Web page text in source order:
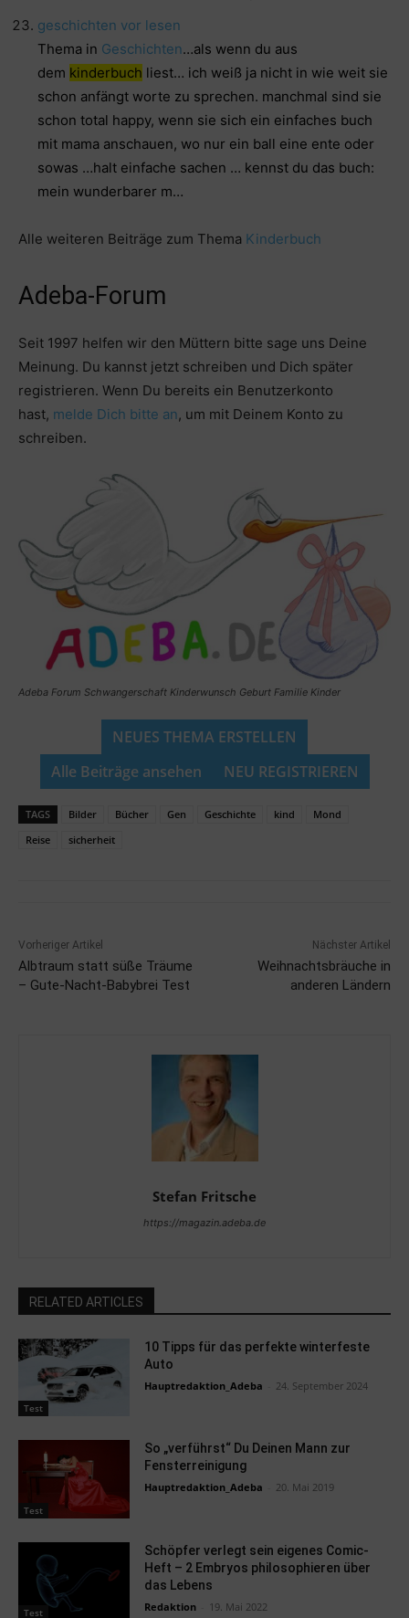
geschichten vor lesen
Thema in Geschichten…als wenn du aus
dem kinderbuch liest… ich weiß ja nicht in wie weit sie
schon anfängt worte zu sprechen. manchmal sind sie
schon total happy, wenn sie sich ein einfaches buch
mit mama anschauen, wo nur ein ball eine ente oder
sowas …halt einfache sachen … kennst du das buch:
mein wunderbarer m…
Alle weiteren Beiträge zum Thema Kinderbuch
Adeba-Forum
Seit 1997 helfen wir den Müttern bitte sage uns Deine
Meinung. Du kannst jetzt schreiben und Dich später
registrieren. Wenn Du bereits ein Benutzerkonto
hast, melde Dich bitte an, um mit Deinem Konto zu
schreiben.
Adeba Forum Schwangerschaft Kinderwunsch Geburt Familie Kinder
NEUES THEMA ERSTELLEN
Alle Beiträge ansehen
NEU REGISTRIEREN
TAGS Bilder Bücher Gen Geschichte kind
Mond
Reise
sicherheit
Vorheriger Artikel
Albtraum statt süße Träume
– Gute-Nacht-Babybrei Test
Nächster Artikel
Weihnachtsbräuche in
anderen Ländern
Stefan Fritsche
https://magazin.adeba.de
RELATED ARTICLES
Test
10 Tipps für das perfekte winterfeste
Auto
Hauptredaktion_Adeba 24. September 2024
Test
So „verführst“ Du Deinen Mann zur
Fensterreinigung
Hauptredaktion_Adeba 20. Mai 2019
Test
Schöpfer verlegt sein eigenes Comic-
Heft – 2 Embryos philosophieren über
das Lebens
Redaktion 19. Mai 2022